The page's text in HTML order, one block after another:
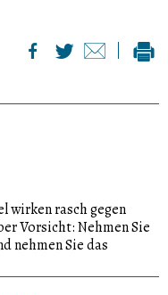
wirken rasch gegen
Vorsicht: Nehmen Sie
nehmen Sie das